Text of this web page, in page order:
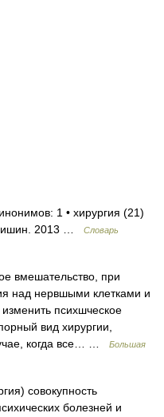
1 • хирургия (21)
2013 …
Словарь
вмешательство, при
над нервшыми клетками и
психшческое
вид хирургии,
когда все… …
Большая
совокупность
болезней и